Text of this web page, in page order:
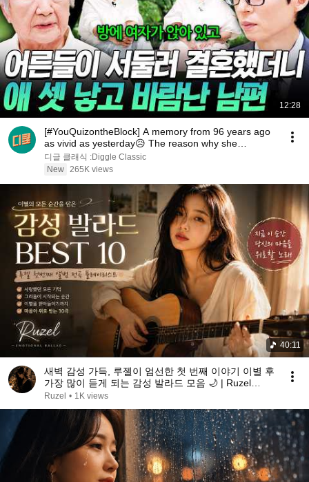
12:28
[#YouQuizontheBlock] A memory from 96 years ago
as vivid as yesterday😥 The reason why she
changed...
디글 클래식 :Diggle Classic
New 265K views
40:11
새벽 감성 가득, 루젤이 엄선한 첫 번째 이야기 이별 후
가장 많이 듣게 되는 감성 발라드 모음 🌙 | Ruzel
Album 01 | 플레이리스트 | 감성 발라드 BEST 10
Ruzel • 1K views